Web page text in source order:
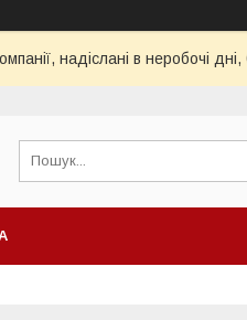
надіслані в неробочі дні,